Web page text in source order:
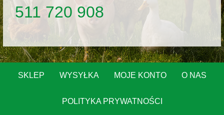
511 720 908
SKLEP WYSYŁKA MOJE KONTO O NAS
POLITYKA PRYWATNOŚCI